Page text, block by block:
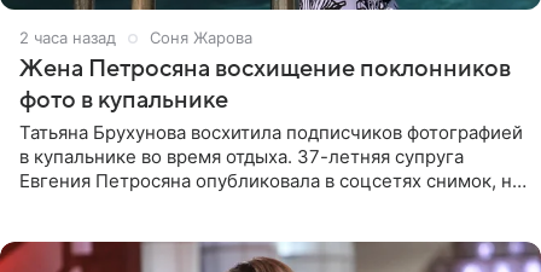
2 часа назад Соня Жарова
Жена Петросяна восхищение поклонников
фото в купальнике
Татьяна Брухунова восхитила подписчиков фотографией
в купальнике во время отдыха. 37-летняя супруга
Евгения Петросяна опубликовала в соцсетях снимок, на